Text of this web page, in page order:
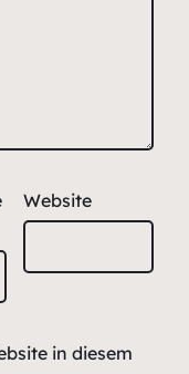
Website
in diesem